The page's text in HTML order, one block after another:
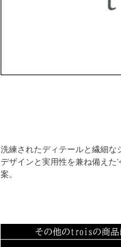
洗練されたディテールと繊細な
デザインと実用性を兼ね備えた
案。